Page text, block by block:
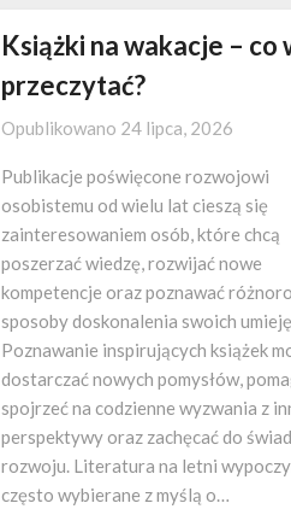
Książki na wakacje – co
przeczytać?
Opublikowano 24 lipca, 2026
Publikacje poświęcone rozwojowi
osobistemu od wielu lat cieszą się
zainteresowaniem osób, które chcą
poszerzać wiedzę, rozwijać nowe
kompetencje oraz poznawać
sposoby doskonalenia swoich
Poznawanie inspirujących książek
dostarczać nowych pomysłów,
spojrzeć na codzienne wyzwania z
perspektywy oraz zachęcać do
rozwoju. Literatura na letni
często wybierane z myślą o…